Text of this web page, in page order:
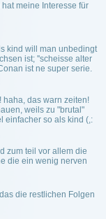
meine Interesse für
kind will man unbedingt
ist; ''scheisse alter
ist ne super serie.
haha, das warn zeiten!
weils zu "brutal"
einfacher so als kind (,:
zum teil vor allem die
die ein wenig nerven
die restlichen Folgen